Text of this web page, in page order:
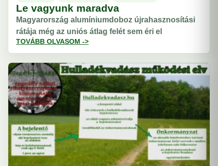
Le vagyunk maradva
Magyarország alumíniumdoboz újrahasznosítási
rátája még az uniós átlag felét sem éri el
TOVÁBB OLVASOM ->